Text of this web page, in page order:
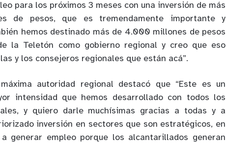
para los próximos 3 meses con una inversión de más
de pesos, que es tremendamente importante y
hemos destinado más de 4.000 millones de pesos
la Teletón como gobierno regional y creo que eso
y los consejeros regionales que están acá”.
autoridad regional destacó que “Este es un
intensidad que hemos desarrollado con todos los
y quiero darle muchísimas gracias a todas y a
inversión en sectores que son estratégicos, en
generar empleo porque los alcantarillados generan